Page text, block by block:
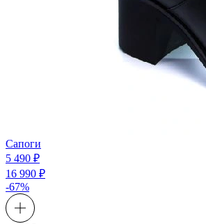
Сапоги
5 490 ₽
16 990 ₽
-67%